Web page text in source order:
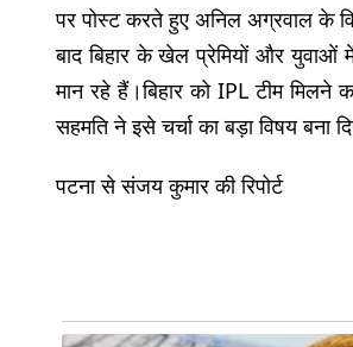
पर पोस्ट करते हुए अनिल अग्रवाल के
बाद बिहार के खेल प्रेमियों और युवाओं
मान रहे हैं।बिहार को IPL टीम
सहमति ने इसे चर्चा का बड़ा विषय बना
पटना से संजय कुमार की रिपोर्ट